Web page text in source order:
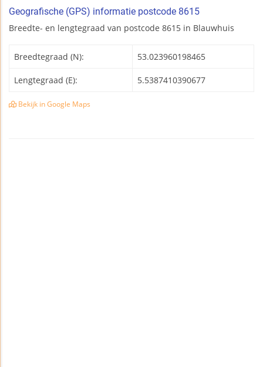
Geografische (GPS) informatie postcode 8615
Breedte- en lengtegraad van postcode 8615 in Blauwhuis
Breedtegraad (N): 53.023960198465
Lengtegraad (E): 5.5387410390677
Bekijk in Google Maps